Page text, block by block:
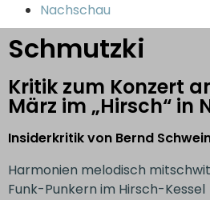
Nachschau
Schmutzki
Kritik zum Konzert
März im „Hirsch“ in
Insiderkritik von Bernd
Harmonien melodisch
Funk-Punkern im Hirsch-Kessel